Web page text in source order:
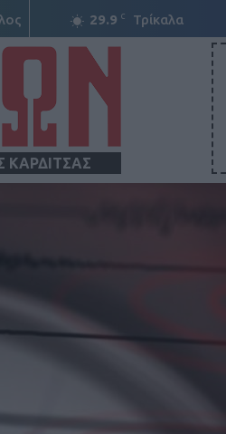
29.9 C Τρίκαλα
ΚΑΡΔΙΤΣΑΣ